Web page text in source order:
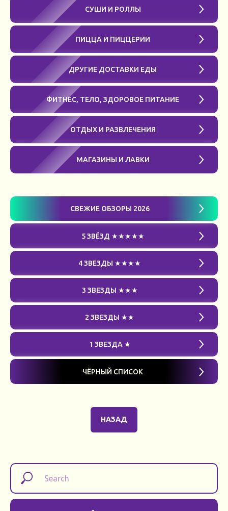
СУШИ И РОЛЛЫ
ПИЦЦА И ПИЦЦЕРИИ
ДРУГИЕ ДОСТАВКИ ЕДЫ
ФИТНЕС, ТЕЛО, ЗДОРОВОЕ ПИТАНИЕ
ОТДЫХ И РАЗВЛЕЧЕНИЯ
МАГАЗИНЫ И ЛАВКИ
СВЕЖИЕ ОБЗОРЫ 2026
5 ЗВЁЗД ★★★★★
4 ЗВЕЗДЫ ★★★★
3 ЗВЕЗДЫ ★★★
2 ЗВЕЗДЫ ★★
1 ЗВЕЗДА ★
ЧЁРНЫЙ СПИСОК
НАЗАД